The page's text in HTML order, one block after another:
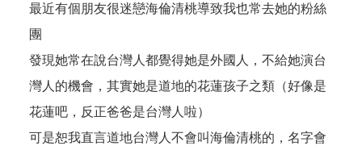
最近有個朋友很迷戀海倫清桃導致我也常去她的粉絲
團
發現她常在說台灣人都覺得她是外國人，不給她演台
灣人的機會，其實她是道地的花蓮孩子之類（好像是
花蓮吧，反正爸爸是台灣人啦）
可是恕我直言道地台灣人不會叫海倫清桃的，名字會